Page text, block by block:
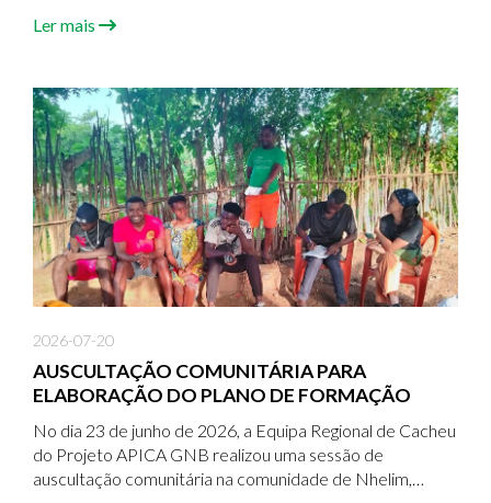
região de Oio.
Ler mais
2026-07-20
AUSCULTAÇÃO COMUNITÁRIA PARA
ELABORAÇÃO DO PLANO DE FORMAÇÃO
No dia 23 de junho de 2026, a Equipa Regional de Cacheu
do Projeto APICA GNB realizou uma sessão de
auscultação comunitária na comunidade de Nhelim,